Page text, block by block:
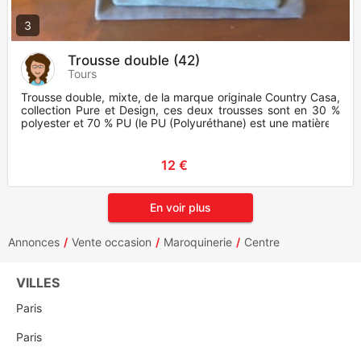
3
Trousse double (42)
Tours
Trousse double, mixte, de la marque originale Country Casa,
collection Pure et Design, ces deux trousses sont en 30 %
polyester et 70 % PU (le PU (Polyuréthane) est une matière
12 €
En voir plus
Annonces Vente occasion Maroquinerie Centre
VILLES
Paris
Paris